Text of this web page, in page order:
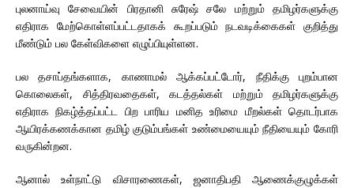
புலனாய்வு சேவையின் பிரதானி சுரேஷ் சலே மற்றும் தமிழர்களுக்கு
எதிராக மேற்கொள்ளப்பட்டதாகக் கூறப்படும் நடவடிக்கைகள் குறித்து
மீண்டும் பல கேள்விகளை எழுப்பியுள்ளன.
பல தசாப்தங்களாக, காணாமல் ஆக்கப்பட்டோர், நீதிக்கு புறம்பான
கொலைகள், சித்திரவதைகள், கடத்தல்கள் மற்றும் தமிழர்களுக்கு
எதிராக நிகழ்த்தப்பட்ட பிற பாரிய மனித உரிமை மீறல்கள் தொடர்பாக
ஆயிரக்கணக்கான தமிழ் குடும்பங்கள் உண்மையையும் நீதியையும் கோரி
வருகின்றன.
ஆனால் உள்நாட்டு விசாரணைகள், ஜனாதிபதி ஆணைக்குழுக்கள்